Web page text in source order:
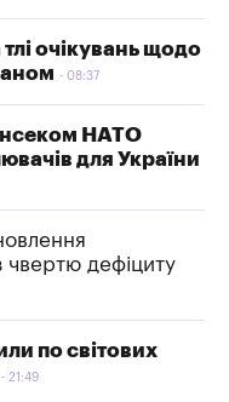
очікувань щодо
08:37
НАТО
для України
дефіциту
по світових
21:49